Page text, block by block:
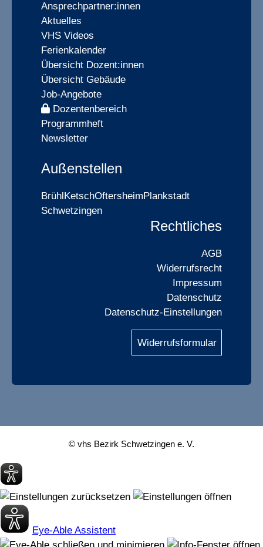
Ansprechpartner:innen
Aktuelles
VHS Videos
Ferienkalender
Übersicht Dozent:innen
Übersicht Gebäude
Job-Angebote
Dozentenbereich
Programmheft
Newsletter
Außenstellen
BrühlKetschOftersheimPlankstadt
Schwetzingen
Rechtliches
AGB
Widerrufsrecht
Impressum
Datenschutz
Datenschutz-Einstellungen
Widerrufsformular
© vhs Bezirk Schwetzingen e. V.